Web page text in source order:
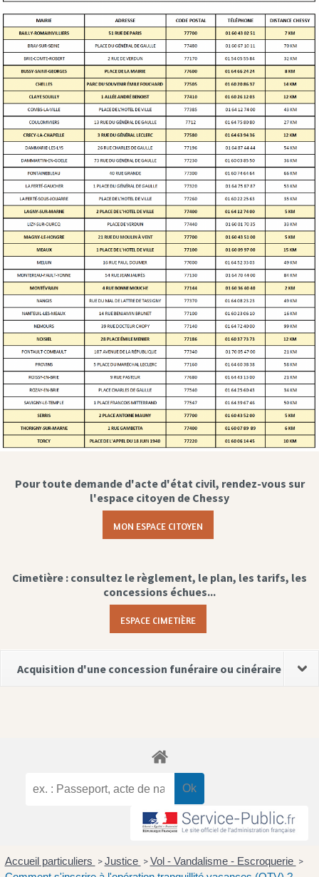
Pour toute demande d'acte d'état civil, rendez-vous sur
l'espace citoyen de Chessy
MON ESPACE CITOYEN
Cimetière : consultez le règlement, le plan, les tarifs, les
concessions échues...
ESPACE CIMETIÈRE
Acquisition d'une concession funéraire ou cinéraire
Accueil particuliers > Justice > Vol - Vandalisme - Escroquerie >